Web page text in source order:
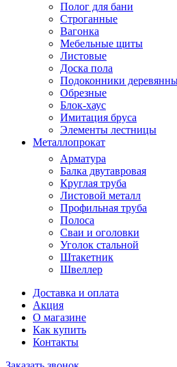
Полог для бани
Строганные
Вагонка
Мебельные щиты
Листовые
Доска пола
Подоконники
Обрезные
Блок-хаус
Имитация бруса
Элементы лестницы
Металлопрокат
Арматура
Балка двутавровая
Круглая труба
Листовой металл
Профильная труба
Полоса
Сваи и оголовки
Уголок стальной
Штакетник
Швеллер
Доставка и оплата
Акция
О магазине
Как купить
Контакты